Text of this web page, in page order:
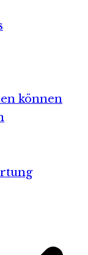
können